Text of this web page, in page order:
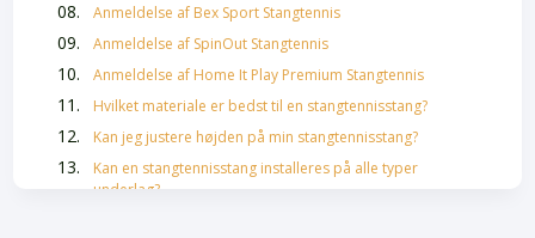
Anmeldelse af Bex Sport Stangtennis
Anmeldelse af SpinOut Stangtennis
Anmeldelse af Home It Play Premium Stangtennis
Hvilket materiale er bedst til en stangtennisstang?
Kan jeg justere højden på min stangtennisstang?
Kan en stangtennisstang installeres på alle typer
underlag?